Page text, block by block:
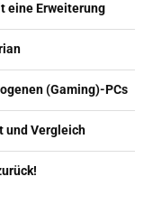
eine Erweiterung
(Gaming)-PCs
und Vergleich